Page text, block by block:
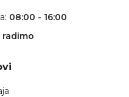
08:00 - 16:00
radimo